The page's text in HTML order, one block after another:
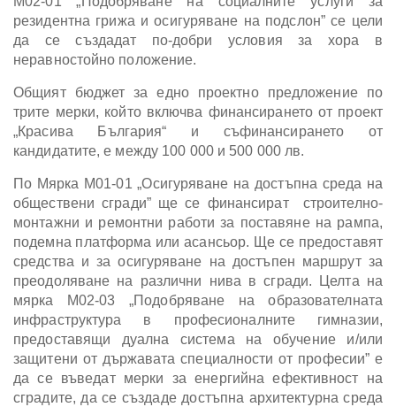
резидентна грижа и осигуряване на подслон” се цели
да се създадат по-добри условия за хора в
неравностойно положение.
Общият бюджет за едно проектно предложение по
трите мерки, който включва финансирането от проект
„Красива България“ и съфинансирането от
кандидатите, е между 100 000 и 500 000 лв.
По Мярка М01-01 „Осигуряване на достъпна среда на
обществени сгради” ще се финансират строително-
монтажни и ремонтни работи за поставяне на рампа,
подемна платформа или асансьор. Ще се предоставят
средства и за осигуряване на достъпен маршрут за
преодоляване на различни нива в сгради. Целта на
мярка М02-03 „Подобряване на образователната
инфраструктура в професионалните гимназии,
предоставящи дуална система на обучение и/или
защитени от държавата специалности от професии” е
да се въведат мерки за енергийна ефективност на
сградите, да се създаде достъпна архитектурна среда